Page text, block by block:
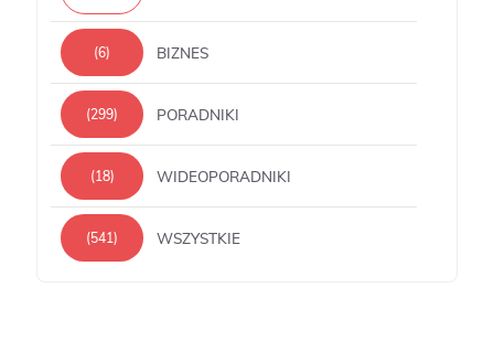
(6) BIZNES
(299) PORADNIKI
(18) WIDEOPORADNIKI
(541) WSZYSTKIE